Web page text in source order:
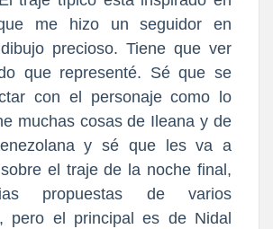
me hizo un seguidor en
precioso. Tiene que ver
que representé. Sé que se
con el personaje como lo
muchas cosas de Ileana y de
y sé que les va a
el traje de la noche final,
propuestas de varios
pero el principal es de Nidal